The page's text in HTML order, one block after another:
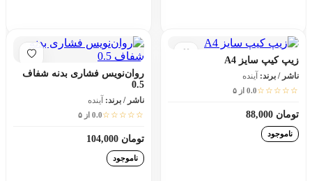
زیپ کیپ سایز A4
ناشر / برند: آینده
☆☆☆☆☆0.0 از ۵
تومان 88,000
ناموجود
روان‌نویس فشاری بدنه شفاف
0.5
ناشر / برند: آینده
☆☆☆☆☆0.0 از ۵
تومان 104,000
ناموجود